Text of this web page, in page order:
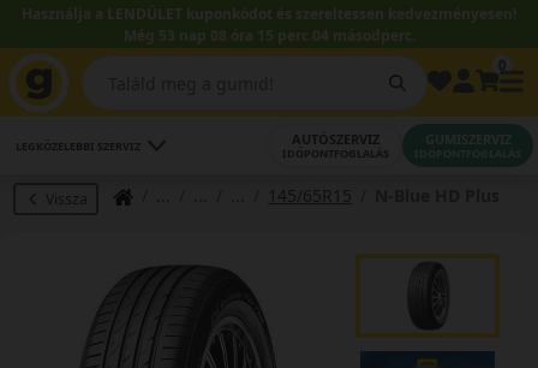
Használja a LENDÜLET kuponkódot és szereltessen kedvezményesen!
Még 53 nap 08 óra 15 perc 04 másodperc.
LEGKÖZELEBBI SZERVIZ AUTÓSZERVIZ
IDŐPONTFOGLALÁS
GUMISZERVIZ
IDŐPONTFOGLALÁS
Vissza 145/65R15